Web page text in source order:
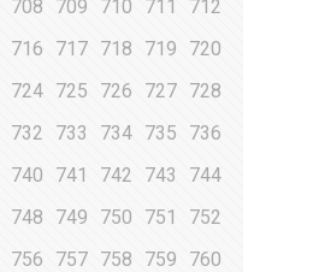
708 709 710 711
712
716 717 718 719
720
724 725 726 727 728
732 733 734 735
736
740 741 742 743
744
748 749 750 751
752
756 757 758 759
760